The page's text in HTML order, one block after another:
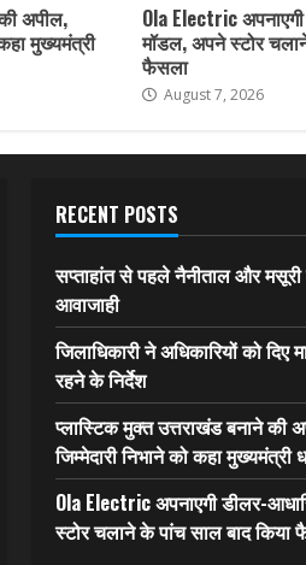
अपील,
मुख्यमंत्री
Ola Electric
मॉडल, अपने स्टोर
फैसला
August 7, 2026
RECENT POSTS
सप्ताहांत से पहले नैनीताल और मसूरी
आवाजाही
जिलाधिकारी ने अधिकारियों को दिए
रहने के निर्देश
प्लास्टिक मुक्त उत्तराखंड बनाने की
जिम्मेदारी निभाने को कहा मुख्यमंत्री
Ola Electric अपनाएगी डीलर-
स्टोर चलाने के पांच साल बाद किया